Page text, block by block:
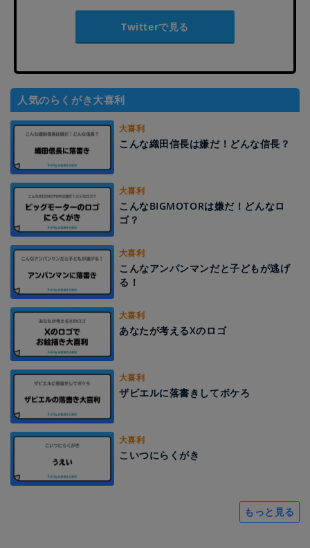
Twitterで見る
人気のらくがき大喜利
大喜利
こんな織田信長は嫌だ！どんな信長？
大喜利
こんなBIGMOTORは嫌だ！どんなロ
ゴ？
大喜利
こんなアンパンマンだと子どもが逃げ
る！
大喜利
あなたが考えるXのロゴ
大喜利
ザビエルに落書きしてボケろ
大喜利
こいつにらくがき
もっと見る